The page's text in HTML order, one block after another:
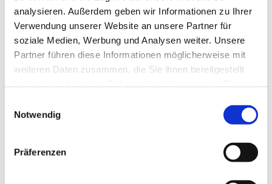
analysieren. Außerdem geben wir Informationen zu Ihrer
Verwendung unserer Website an unsere Partner für
soziale Medien, Werbung und Analysen weiter. Unsere
Partner führen diese Informationen möglicherweise mit
weiteren Daten zusammen, die Sie ihnen bereitgestellt
Notwendig
Präferenzen
Bewusstsein
(2)
Beziehung
Bhagavad Gita(2)
Blut
Body-Positivity
Chinesisches Horoskop
Darm(2)